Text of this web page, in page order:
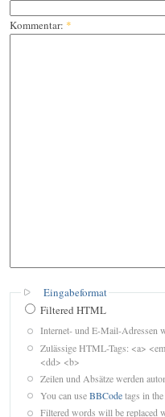
Kommentar: *
Eingabeformat
Filtered HTML
Internet- und E-Mail-Adressen
Zulässige HTML-Tags: <a>
<dd> <b>
Zeilen und Absätze werden
You can useBBCodetags in
Filtered words will be replaced